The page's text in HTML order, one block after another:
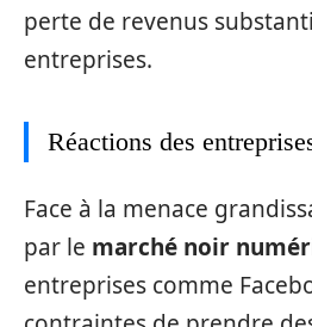
perte de revenus
entreprises.
Réactions des
Face à la menace
par le marché noir
entreprises comme